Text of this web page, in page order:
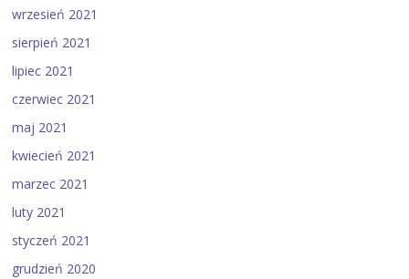
wrzesień 2021
sierpień 2021
lipiec 2021
czerwiec 2021
maj 2021
kwiecień 2021
marzec 2021
luty 2021
styczeń 2021
grudzień 2020